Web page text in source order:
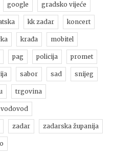
google gradsko vijeće
kk zadar koncert
krađa mobitel
pag policija promet
sabor sad snijeg
trgovina
vodovod
zadar zadarska županija